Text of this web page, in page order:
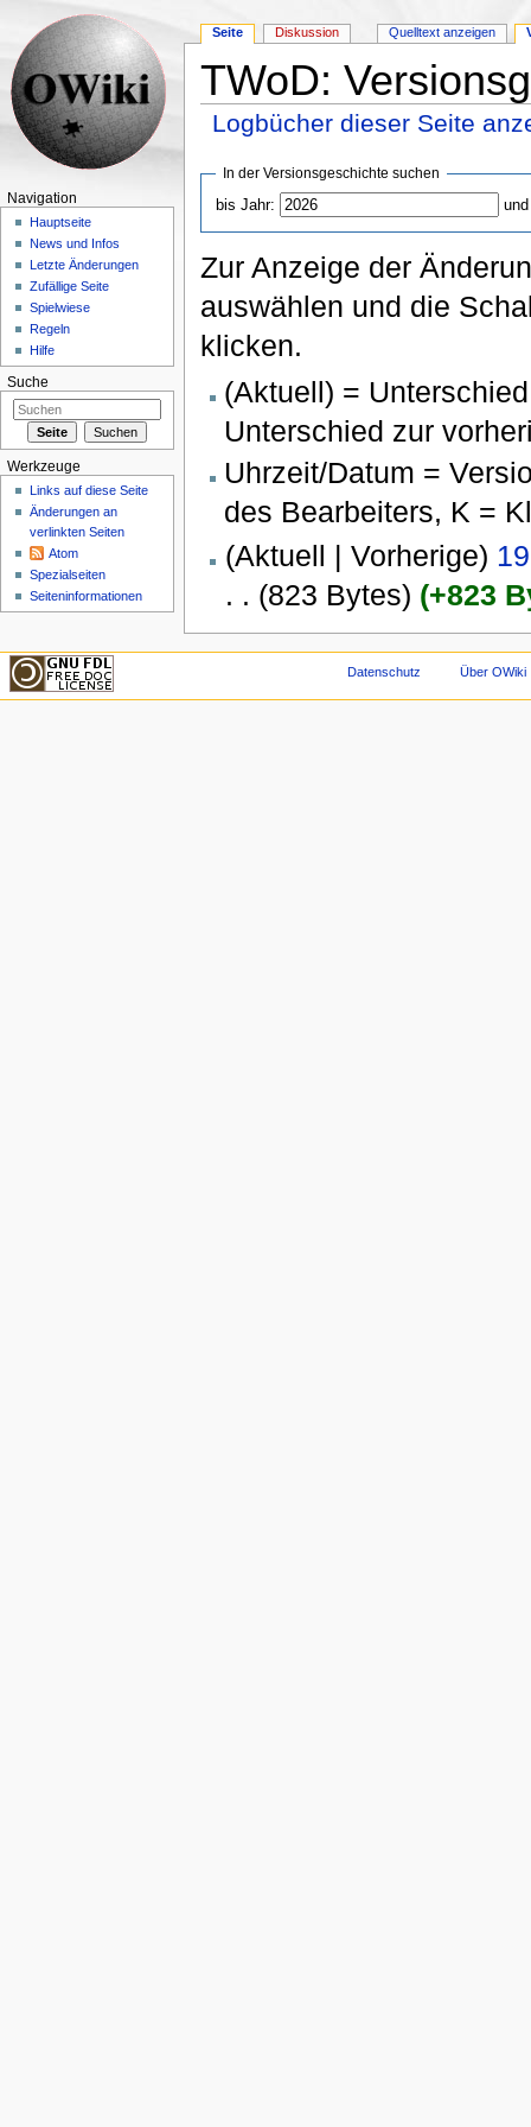
TWoD:
Logbücher dieser Seite
In der Versionsgeschichte suchen
bis Jahr:
Zur Anzeige der
auswählen und die
klicken.
(Aktuell) =
Unterschied zur
Uhrzeit/Datum =
des Bearbeiters, K =
(Aktuell | Vorherige)
. . (823 Bytes) (+823
Seite Diskussion Quelltext anzeigen
Navigation
Hauptseite
News und Infos
Letzte Änderungen
Zufällige Seite
Spielwiese
Regeln
Hilfe
Suche
Werkzeuge
Links auf diese Seite
Änderungen an
verlinkten Seiten
Atom
Spezialseiten
Seiteninformationen
Datenschutz Über OWiki